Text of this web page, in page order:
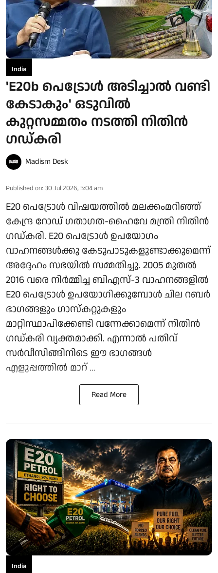
India
'E20b പെട്രോള്‍ അടിച്ചാല്‍ വണ്ടി
കേടാകും' ഒടുവില്‍
കുറ്റസമ്മതം നടത്തി നിതിന്‍
ഗഡ്കരി
Madism Desk
Published on: 30 Jul 2026, 5:04 am
E20 പെട്രോൾ വിഷയത്തിൽ മലക്കംമറിഞ്ഞ്
കേന്ദ്ര റോഡ് ഗതാഗത-ഹൈവേ മന്ത്രി നിതിൻ ​
ഗഡ്കരി. E20 പെട്രോൾ ഉപയോ​ഗം
വാഹനങ്ങൾക്കു കേടുപാടുകളുണ്ടാക്കുമെന്ന്
അദ്ദേഹം സഭയിൽ സമ്മതിച്ചു. 2005 മുതൽ
2016 വരെ നിർമ്മിച്ച ബിഎസ്-3 വാഹനങ്ങളിൽ
E20 പെട്രോൾ ഉപയോഗിക്കുമ്പോൾ ചില റബർ
ഭാഗങ്ങളും ഗാസ്‌കറ്റുകളും
മാറ്റിസ്ഥാപിക്കേണ്ടി വന്നേക്കാമെന്ന് നിതിൻ ​
ഗഡ്കരി വ്യക്തമാക്കി. എന്നാൽ പതിവ്
സർവീസിങ്ങിനിടെ ഈ ഭാഗങ്ങൾ
എളുപ്പത്തിൽ മാറ് ...
Read More
India